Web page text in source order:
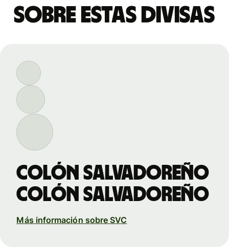
sobre estas divisas
colón salvadoreño
colón salvadoreño
Más información sobre SVC